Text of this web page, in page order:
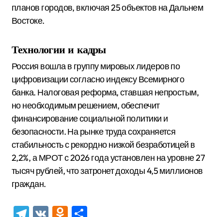
планов городов, включая 25 объектов на Дальнем
Востоке.
Технологии и кадры
Россия вошла в группу мировых лидеров по
цифровизации согласно индексу Всемирного
банка. Налоговая реформа, ставшая непростым,
но необходимым решением, обеспечит
финансирование социальной политики и
безопасности. На рынке труда сохраняется
стабильность с рекордно низкой безработицей в
2,2%, а МРОТ с 2026 года установлен на уровне 27
тысяч рублей, что затронет доходы 4,5 миллионов
граждан.